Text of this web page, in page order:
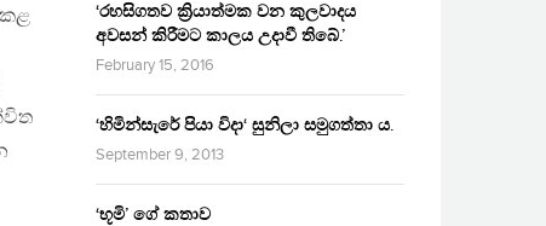
කළ
‘රහසිගතව ක්‍රියාත්මක වන කුලවාදය
අවසන් කිරීමට කාලය උදාවී තිබේ.’
February 15, 2016
‘හිමින්සැරේ පියා විදා‘ සුනිලා සමුගත්තා ය.
September 9, 2013
‘භූමි’ ගේ කතාව